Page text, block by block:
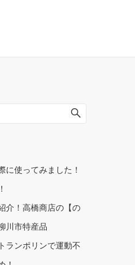
に使ってみました！
介！高橋商店の【の
川市特産品
ランポリンで運動不